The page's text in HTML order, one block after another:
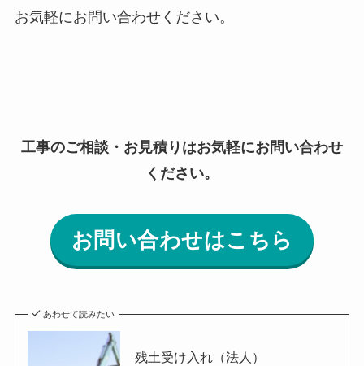
お気軽にお問い合わせください。
工事のご相談・お見積りはお気軽にお問い合わせ
ください。
お問い合わせはこちら
あわせて読みたい
残土受け入れ（法人）